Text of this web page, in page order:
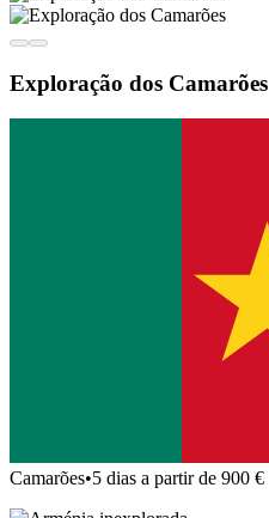
Exploração dos Camarões
Camarões•5 dias a partir de 900 €